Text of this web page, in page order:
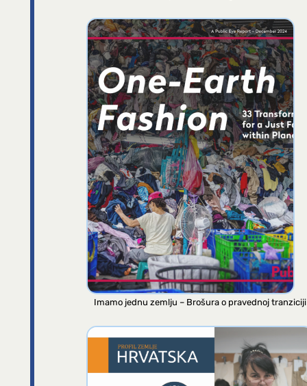
Imamo jednu zemlju – Brošura o pravednoj tranziciji